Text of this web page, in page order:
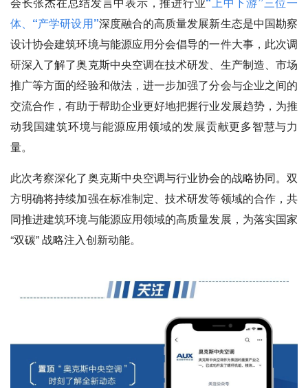
体、“产学研设用”深度融合的高质量发展新生态是中国勘察
设计协会建筑环境与能源应用分会倡导的一件大事，此次调
研深入了解了奥克斯中央空调在技术研发、生产制造、市场
推广等方面的经验和做法，进一步加强了分会与企业之间的
交流合作，有助于帮助企业更好地把握行业发展趋势，为推
动我国建筑环境与能源应用领域的发展贡献更多智慧与力
量。
此次考察深化了奥克斯中央空调与行业协会的战略协同。双
方明确将持续加强在标准制定、技术研发等领域的合作，共
同推进建筑环境与能源应用领域的高质量发展，为落实国家
“双碳” 战略注入创新动能。